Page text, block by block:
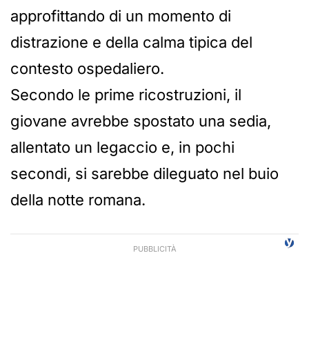
approfittando di un momento di
distrazione e della calma tipica del
contesto ospedaliero.
Secondo le prime ricostruzioni, il
giovane avrebbe spostato una sedia,
allentato un legaccio e, in pochi
secondi, si sarebbe dileguato nel buio
della notte romana.